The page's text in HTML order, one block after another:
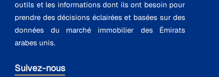
outils et les informations dont ils ont besoin pour
prendre des décisions éclairées et basées sur des
données du marché immobilier des Émirats
arabes unis.
Suivez-nous